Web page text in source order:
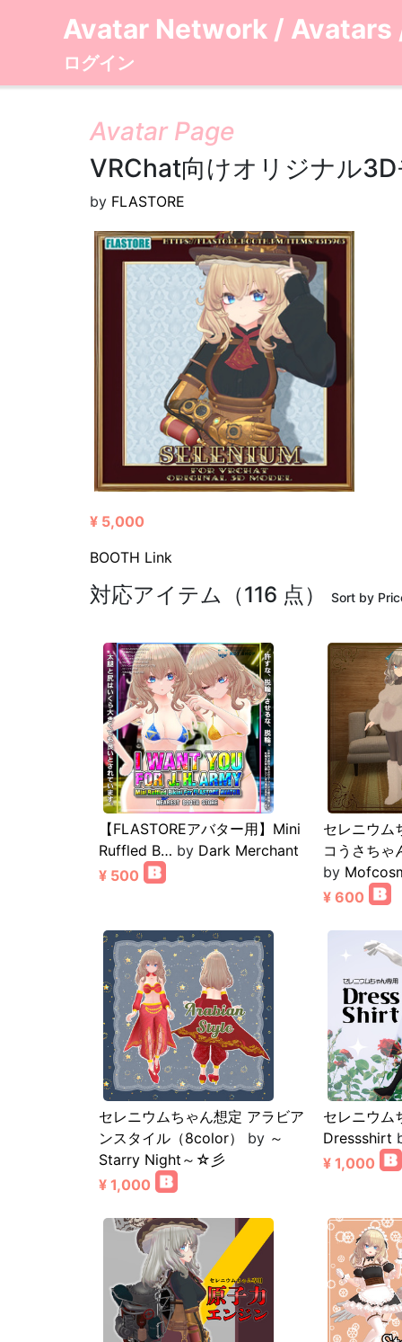
Avatar Network / Avatars
ログイン
Avatar Page
VRChat向けオリジナル
by FLASTORE
¥ 5,000
BOOTH Link
対応アイテム（116 点） Sort by
【FLASTOREアバター用】Mini
Ruffled B… by Dark Merchant
¥ 500
セレニウ
コうさちゃ
by
¥ 600
セレニウムちゃん想定 アラビア
ンスタイル（8color）
by ～
Starry Night～☆彡
¥ 1,000
セレニウ
Dressshirt
¥ 1,000